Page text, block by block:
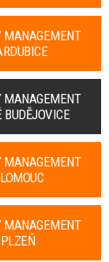
MANAGEMENT
MANAGEMENT
BUDĚJOVICE
MANAGEMENT
MANAGEMENT
PLZEŇ